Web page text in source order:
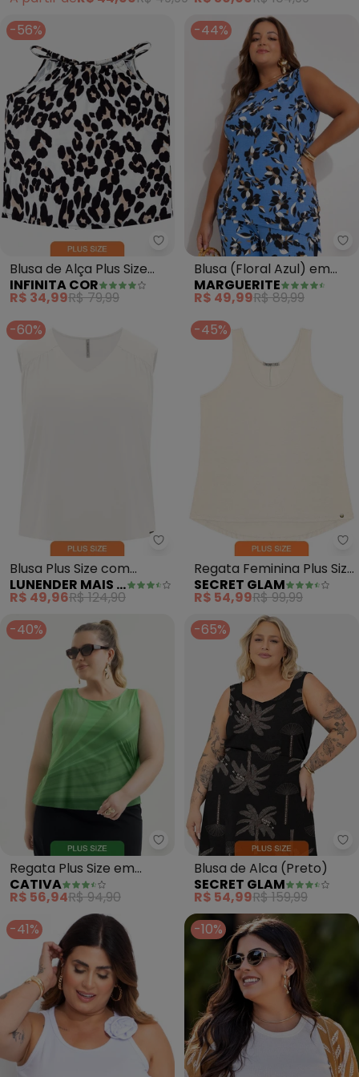
-56%
Infinita Cor - Blusa de Alça Plus
Blusa de Alça Plus Size
(Bege)
INFINITA COR
R$ 34,99R$ 79,99
-44%
Blusa (Floral Azul) em
Malha de Viscose
MARGUERITE
R$ 49,99R$ 89,99
-60%
Lunender Mais Mulher - Blusa
Blusa Plus Size com
Franzidos em Malha
(Branco)
LUNENDER MAIS MULHER
R$ 49,96R$ 124,90
-45%
Regata Feminina Plus Size
(Bege)
SECRET GLAM
R$ 54,99R$ 99,99
-40%
Cativa - Regata Plus Size em
Regata Plus Size em
Misturinha (Verde)
CATIVA
R$ 56,94R$ 94,90
-65%
Blusa de Alca (Preto)
SECRET GLAM
R$ 54,99R$ 159,99
-41%
-10%